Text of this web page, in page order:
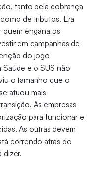
tanto pela cobrança
de tributos. Era
quem engana os
em campanhas de
do jogo
e o SUS não
o tamanho que o
atuou mais
As empresas
para funcionar e
As outras devem
correndo atrás do
dizer.